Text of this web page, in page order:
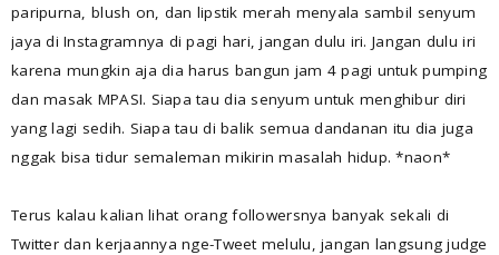
paripurna, blush on, dan lipstik merah menyala sambil senyum
jaya di Instagramnya di pagi hari, jangan dulu iri. Jangan dulu iri
karena mungkin aja dia harus bangun jam 4 pagi untuk pumping
dan masak MPASI. Siapa tau dia senyum untuk menghibur diri
yang lagi sedih. Siapa tau di balik semua dandanan itu dia juga
nggak bisa tidur semaleman mikirin masalah hidup. *naon*
Terus kalau kalian lihat orang followersnya banyak sekali di
Twitter dan kerjaannya nge-Tweet melulu, jangan langsung judge